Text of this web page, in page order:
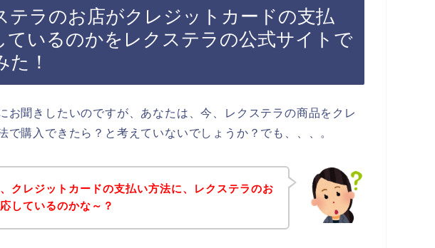
テラのお店がクレジットカードの支払
ているのかをレクステラの公式サイトで
！
お聞きしたいのですが、あなたは、今、レクステラの商品をクレ
で購入できたら？と考えていないでしょうか？でも、、、。
クレジットカードの支払い方法に、レクステラのお
しているのかな～？